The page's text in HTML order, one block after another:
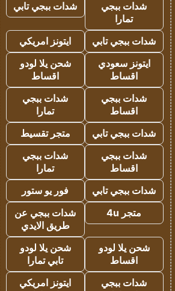
شدات ببجي
تمارا
شدات ببجي تابي
شدات ببجي تابي
ايتونز امريكي
ايتونز سعودي
اقساط
شحن يلا لودو
اقساط
شدات ببجي
اقساط
شدات ببجي
تمارا
شدات ببجي تابي
متجر تقسيط
شدات ببجي
اقساط
شدات ببجي
تمارا
شدات ببجي تابي
فور يو ستور
متجر 4u
شدات ببجي عن
طريق الايدي
شحن يلا لودو
اقساط
شحن يلا لودو
تابي تمارا
شدات ببجي
ايتونز امريكي